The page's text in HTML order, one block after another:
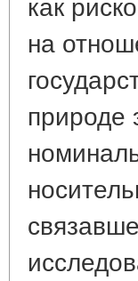
на
природе